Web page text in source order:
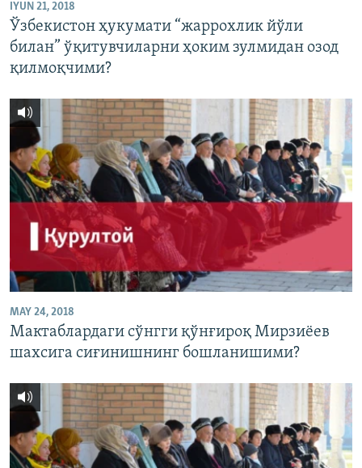
IYUN 21, 2018
Ўзбекистон ҳукумати “жаррохлик йўли
билан” ўқитувчиларни ҳоким зулмидан озод
қилмоқчими?
MAY 24, 2018
Мактаблардаги сўнгги қўнғироқ Мирзиëев
шахсига сиғинишнинг бошланишими?